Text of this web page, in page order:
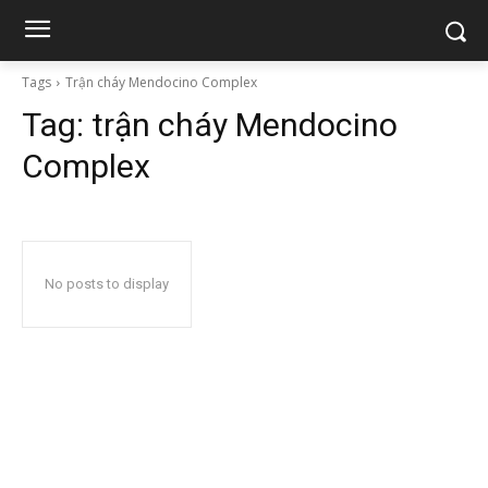
Tags Trận cháy Mendocino Complex
Tag: trận cháy Mendocino
Complex
No posts to display